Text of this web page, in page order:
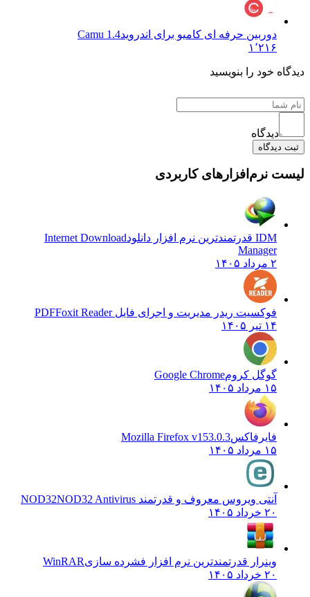
دوربین حرفه ای کامیو برای اندروید1.4 Camu
۱٬۲۱۶
دیدگاه خود را بنویسید
دیدگاه
ثبت دیدگاه
لیست نرم‌افزارهای کاربردی
IDM قدرتمندترین نرم افزار دانلود
Internet Download
Manager
۲ مرداد ۱۴۰۵
فوکسیت ریدر مدیریت و اجرای فایل PDFFoxit Reader
۱۴ تیر ۱۴۰۵
گوگل کرومGoogle Chrome
۱۵ مرداد ۱۴۰۵
فایرفاکسMozilla Firefox v153.0.3
۱۵ مرداد ۱۴۰۵
آنتی ویروس معروف و قدرتمند NOD32 NOD32 Antivirus
۲۰ خرداد ۱۴۰۵
وینرار قدرتمندترین نرم افزار فشرده سازیWinRAR
۲۰ خرداد ۱۴۰۵